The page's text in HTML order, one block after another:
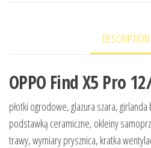
DESCRIPTION
OPPO Find X5 Pro
płotki ogrodowe, glazura szara,
podstawką ceramiczne, okleiny
trawy, wymiary prysznica, kratka